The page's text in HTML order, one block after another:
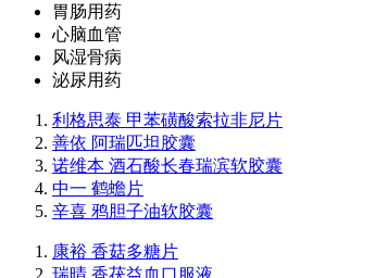
胃肠用药
心脑血管
风湿骨病
泌尿用药
利格思泰 甲苯磺酸索拉非尼片
善依 阿瑞匹坦胶囊
诺维本 酒石酸长春瑞滨软胶囊
中一 鹤蟾片
辛喜 鸦胆子油软胶囊
康裕 香菇多糖片
瑞晴 香茯益血口服液